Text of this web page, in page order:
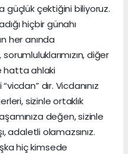
güçlük çektiğini biliyoruz.
hiçbir günahı
her anında
sorumluluklarımızın, diğer
hatta ahlaki
dır. Vicdanınız
sizinle ortaklık
değen, sizinle
adaletli olamazsınız.
hiç kimsede